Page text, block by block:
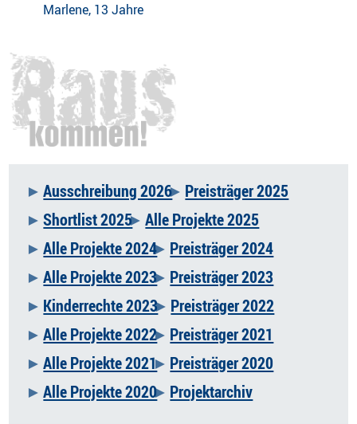
Marlene, 13 Jahre
Navigation
überspringen
Ausschreibung 2026
Preisträger 2025
Shortlist 2025 Alle Projekte 2025
Alle Projekte 2024
Preisträger 2024
Alle Projekte 2023
Preisträger 2023
Kinderrechte 2023
Preisträger 2022
Alle Projekte 2022
Preisträger 2021
Alle Projekte 2021
Preisträger 2020
Alle Projekte 2020
Projektarchiv